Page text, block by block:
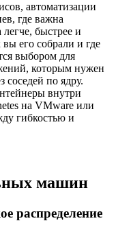
автоматизации
где важна
быстрее и
его собрали и где
выбором для
которым нужен
соседей по ядру.
внутри
на VMware или
гибкостью и
машин
распределение